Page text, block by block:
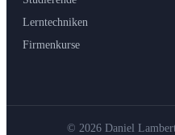
Lerntechniken
Firmenkurse
© 2026 Daniel